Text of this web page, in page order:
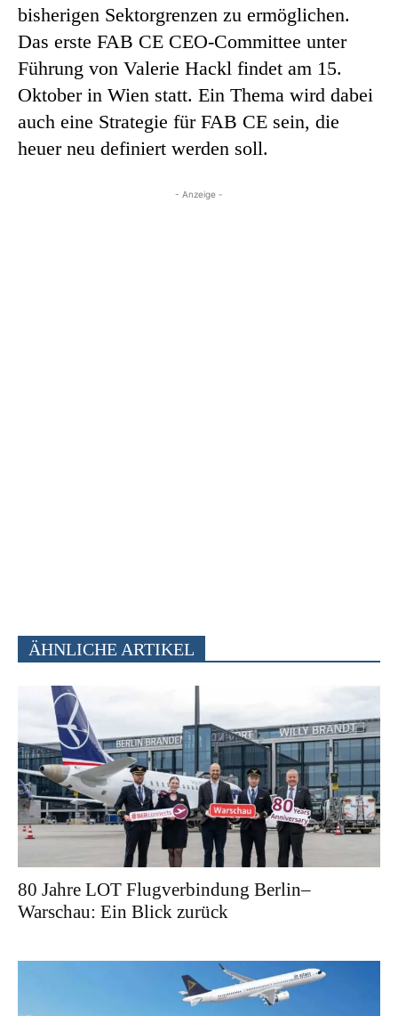
bisherigen Sektorgrenzen zu ermöglichen.
Das erste FAB CE CEO-Committee unter
Führung von Valerie Hackl findet am 15.
Oktober in Wien statt. Ein Thema wird dabei
auch eine Strategie für FAB CE sein, die
heuer neu definiert werden soll.
- Anzeige -
ÄHNLICHE ARTIKEL
80 Jahre LOT Flugverbindung Berlin–
Warschau: Ein Blick zurück